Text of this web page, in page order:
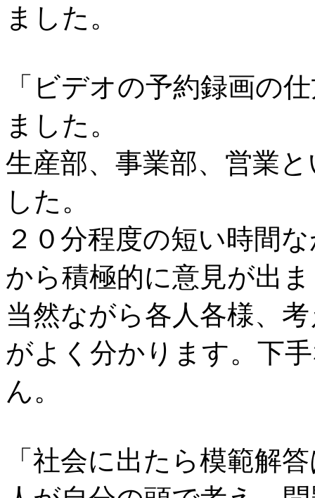
ました。
「ビデオの予約録画の
ました。
生産部、事業部、営業
した。
２０分程度の短い時間
から積極的に意見が出
当然ながら各人各様、
がよく分かります。下
ん。
「社会に出たら模範解